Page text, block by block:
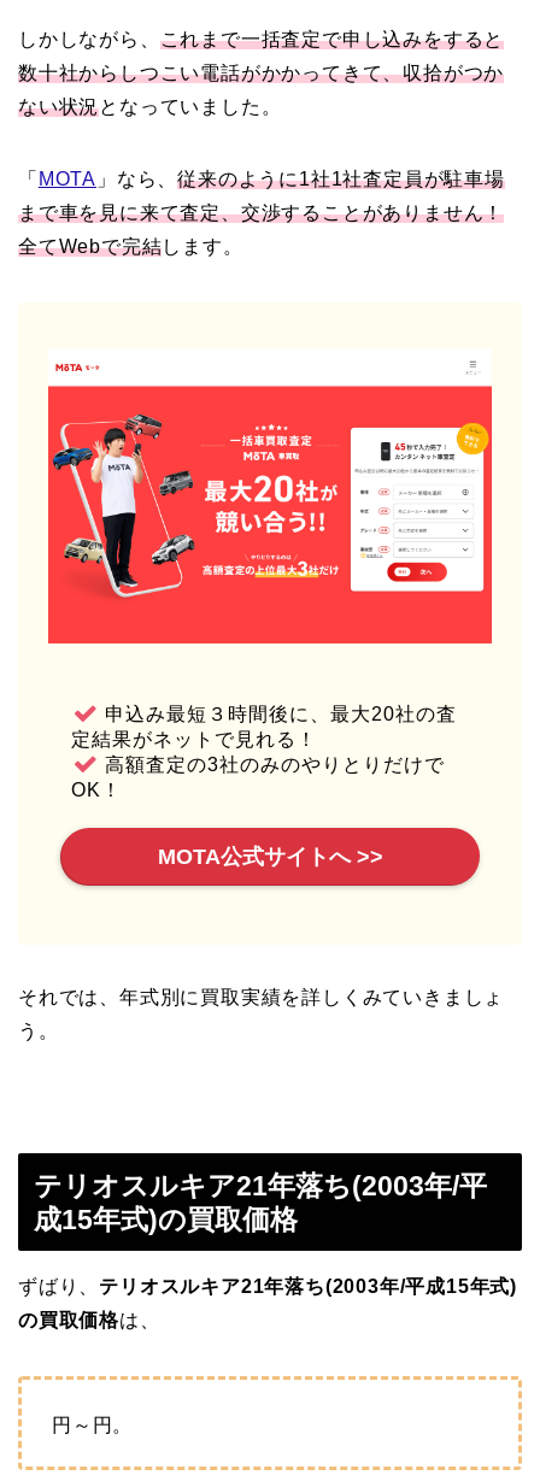
しかしながら、 これまで一括査定で申し込みをすると
数十社からしつこい電話がかかってきて、収拾がつか
ない状況となっていました。
「 MOTA 」なら、従来のように1社1社査定員が駐車場
まで車を見に来て査定、交渉することがありません！
全てWebで完結します。
申込み最短３時間後に、最大20社の査
定結果がネットで見れる！
高額査定の3社のみのやりとりだけで
OK！
MOTA公式サイトへ >>
それでは、年式別に買取実績を詳しくみていきましょ
う。
テリオスルキア21年落ち(2003年/平
成15年式)の買取価格
ずばり、 テリオスルキア21年落ち(2003年/平成15年式)
の買取価格は、
円～ 円。